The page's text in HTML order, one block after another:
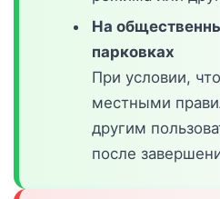
На
парковках
При условии,
местными
другим
после